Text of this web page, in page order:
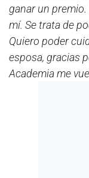
ganar un
mí. Se trata de
Quiero poder
esposa, gracias
Academia me